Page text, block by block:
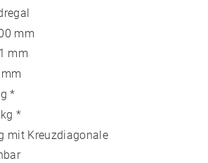
mm
mm
*
*
mit Kreuzdiagonale